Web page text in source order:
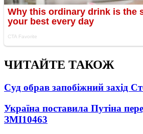
ЧИТАЙТЕ ТАКОЖ
Суд обрав запобіжний захід
Україна поставила Путіна
ЗМІ10463